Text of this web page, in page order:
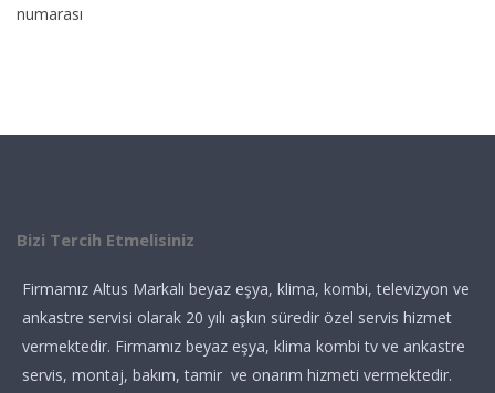
numarası
Bizi Tercih Etmelisiniz
Firmamız Altus Markalı beyaz eşya, klima, kombi, televizyon ve
ankastre servisi olarak 20 yılı aşkın süredir özel servis hizmet
vermektedir. Firmamız beyaz eşya, klima kombi tv ve ankastre
servis, montaj, bakım, tamir ve onarım hizmeti vermektedir.